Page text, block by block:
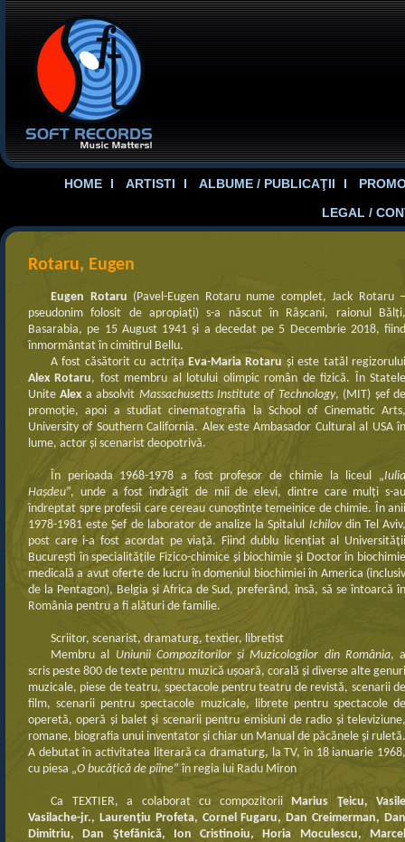
HOME ARTISTI ALBUME / PUBLICAŢII
LEGAL /
Rotaru, Eugen
Eugen Rotaru (Pavel-Eugen Rotaru nume complet, Jack Rotaru –
pseudonim folosit de apropiaţi) s-a născut în Râșcani, raionul Bălți,
Basarabia, pe 15 August 1941 şi a decedat pe 5 Decembrie 2018, fiind
înmormântat în cimitirul Bellu.
A fost căsătorit cu actrița Eva-Maria Rotaru și este tatăl
Alex Rotaru, fost membru al lotului olimpic român de fizică. În
UniteAlex a absolvit Massachusetts Institute of Technology, (MIT) șef
promoție, apoi a studiat cinematografia la School of Cinematic Arts,
University of Southern California. Alex este Ambasador Cultural al USA în
lume, actor și scenarist deopotrivă.
În perioada 1968-1978 a fost profesor de chimie la liceul „Iulia
Hașdeu”, unde a fost îndrăgit de mii de elevi, dintre care mulți s-au
îndreptat spre profesii care cereau cunoștințe temeinice de chimie. În anii
1978-1981 este Șef de laborator de analize la Spitalul Ichilovdin Tel Aviv,
post care i-a fost acordat pe viață. Fiind dublu licențiat al Universității
București în specialitățile Fizico-chimice și biochimie şi Doctor în biochimie
medicală a avut oferte de lucru în domeniul biochimiei în America (inclusiv
de la Pentagon), Belgia și Africa de Sud, preferând, însă, să se întoarcă în
România pentru a fi alături de familie.
Scriitor, scenarist, dramaturg, textier, libretist
Membru al Uniunii Compozitorilor și Muzicologilor din România, a
scris peste 800 de texte pentru muzică ușoară, corală și diverse alte genuri
muzicale, piese de teatru, spectacole pentru teatru de revistă, scenarii de
film, scenarii pentru spectacole muzicale, librete pentru spectacole de
operetă, operă și balet şi scenarii pentru emisiuni de radio și televiziune,
romane, biografia unui inventator și chiar un Manual de păcănele şi ruletă.
A debutat în activitatea literară ca dramaturg, la TV, în 18 ianuarie 1968,
cu piesa „O bucățică de pîine” în regia lui Radu Miron
Ca TEXTIER, a colaborat cu compozitorii Marius Ţeicu, Vasile
Vasilache-jr., Laurenţiu Profeta, Cornel Fugaru, Dan Creimerman, Dan
Dimitriu, Dan Ştefănică, Ion Cristinoiu, Horia Moculescu, Marcel